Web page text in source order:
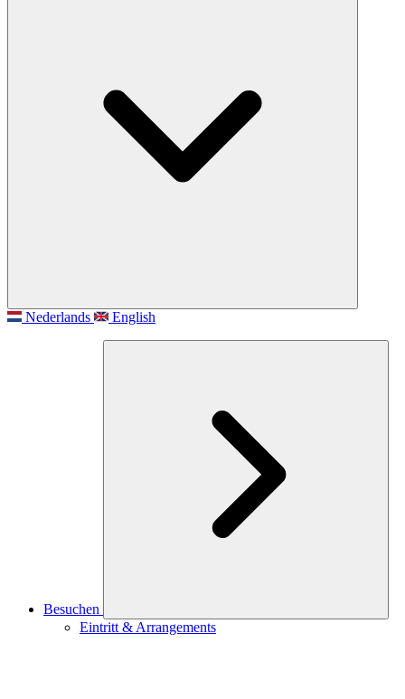
Nederlands English
Besuchen
Eintritt & Arrangements